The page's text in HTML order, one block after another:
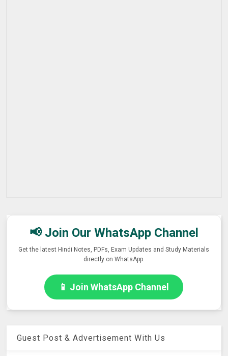
📢 Join Our WhatsApp Channel
Get the latest Hindi Notes, PDFs, Exam Updates and Study Materials
directly on WhatsApp.
📱 Join WhatsApp Channel
Guest Post & Advertisement With Us